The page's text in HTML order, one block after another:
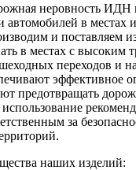
неровность ИДН
автомобилей в местах
и поставляем
в местах с высоким
переходов и
эффективное
предотвращать
за
наших изделий: